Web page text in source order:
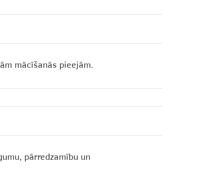
mācīšanās pieejām.
pārredzamību un